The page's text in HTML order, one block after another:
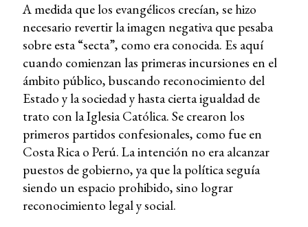
A medida que los evangélicos crecían, se hizo
necesario revertir la imagen negativa que pesaba
sobre esta “secta”, como era conocida. Es aquí
cuando comienzan las primeras incursiones en el
ámbito público, buscando reconocimiento del
Estado y la sociedad y hasta cierta igualdad de
trato con la Iglesia Católica. Se crearon los
primeros partidos confesionales, como fue en
Costa Rica o Perú. La intención no era alcanzar
puestos de gobierno, ya que la política seguía
siendo un espacio prohibido, sino lograr
reconocimiento legal y social.